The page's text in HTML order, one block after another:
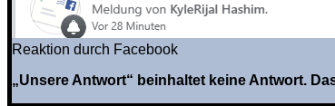
Reaktion durch Facebook
„Unsere Antwort“ beinhaltet keine Antwort.